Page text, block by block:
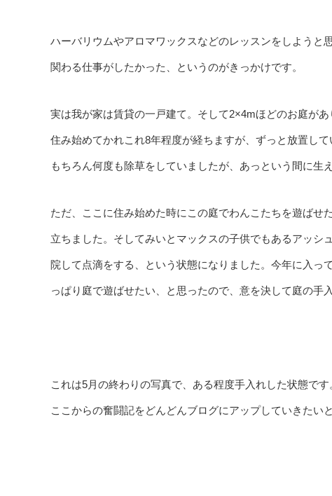
ハーバリウムやアロマワックスなどのレッスンをしようと
関わる仕事がしたかった、というのがきっかけです。
実は我が家は賃貸の一戸建て。そして2×4mほどのお庭があ
住み始めてかれこれ8年程度が経ちますが、ずっと放置し
もちろん何度も除草をしていましたが、あっという間に生
ただ、ここに住み始めた時にこの庭でわんこたちを遊ば
立ちました。そしてみいとマックスの子供でもあるアッシ
院して点滴をする、という状態になりました。今年に入
っぱり庭で遊ばせたい、と思ったので、意を決して庭の手
これは5月の終わりの写真で、ある程度手入れした状態です
ここからの奮闘記をどんどんブログにアップしていきたい